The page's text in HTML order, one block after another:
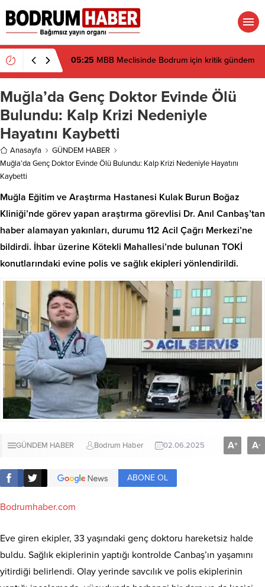
05:25 MBB Meclisinde Bodrum için kritik gündem
Muğla’da Genç Doktor Evinde Ölü
Bulundu: Kalp Krizi Nedeniyle
Hayatını Kaybetti
Anasayfa
GÜNDEM HABER
Muğla’da Genç Doktor Evinde Ölü Bulundu: Kalp Krizi Nedeniyle Hayatını
Kaybetti
Muğla Eğitim ve Araştırma Hastanesi Kulak Burun Boğaz
Kliniği’nde görev yapan araştırma görevlisi Dr. Anıl Canbaş’tan
haber alamayan yakınları, durumu 112 Acil Çağrı Merkezi’ne
bildirdi. İhbar üzerine Kötekli Mahallesi’nde bulunan TOKİ
konutlarındaki evine polis ve sağlık ekipleri yönlendirildi.
GÜNDEM HABER Bodrum Haber 02.06.2025 A+ A-
ABONE OL
Bodrumhaber.com
Eve giren ekipler, 33 yaşındaki genç doktoru hareketsiz halde
buldu. Sağlık ekiplerinin yaptığı kontrolde Canbaş’ın yaşamını
yitirdiği belirlendi. Olay yerinde savcılık ve polis ekiplerinin